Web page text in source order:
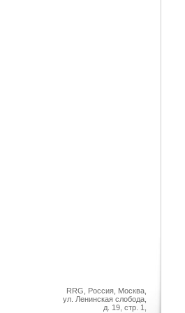
RRG, Россия, Москва,
ул. Ленинская слобода,
д. 19, стр. 1,